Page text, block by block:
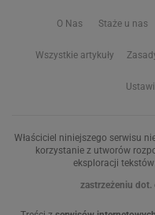
O Nas Staże u nas
Wszystkie artykuły
Właściciel niniejszego serwisu
korzystanie z utworów
eksploracji
zastrzeżeniu dot.